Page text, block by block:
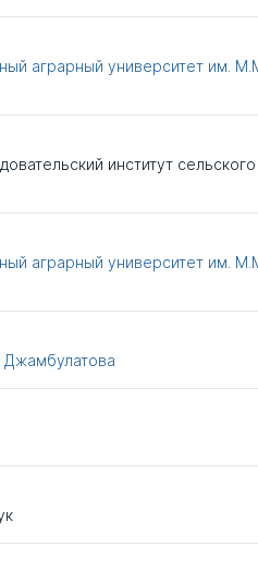
аграрный университет им.
институт сельского
аграрный университет им.
Джамбулатова